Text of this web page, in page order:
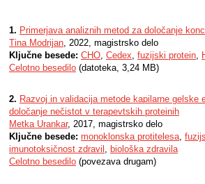
1. Primerjava analiznih metod za določanje
Tina Modrijan, 2022, magistrsko delo
Ključne besede: CHO, Cedex, fuzijski protein,
Celotno besedilo (datoteka, 3,24 MB)
2. Razvoj in validacija metode kapilarne
določanje nečistot v terapevtskih proteinih
Metka Urankar, 2017, magistrsko delo
Ključne besede: monoklonska protitelesa,
imunotoksičnost zdravil , biološka zdravila
Celotno besedilo (povezava drugam)